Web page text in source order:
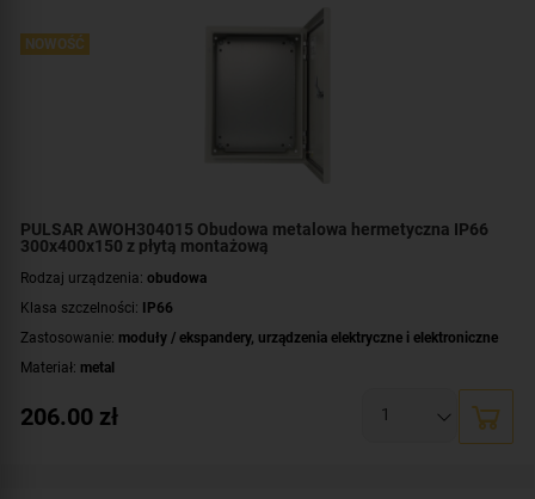
PULSAR AWOH304015 Obudowa metalowa hermetyczna IP66
300x400x150 z płytą montażową
NOWOŚĆ
Rodzaj urządzenia: obudowa
Klasa szczelności: IP66
Zastosowanie: moduły / ekspandery, urządzenia elektryczne i elektroniczne
Materiał: metal
Płyta montażowa, wymiary:
206.00 zł